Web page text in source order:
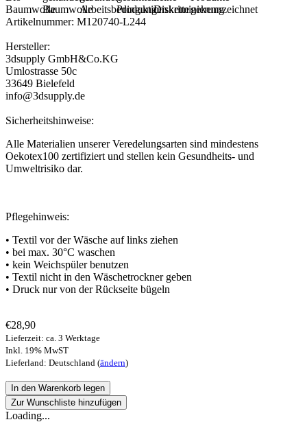
Artikelnummer: M120740-L244
Hersteller:
3dsupply GmbH&Co.KG
Umlostrasse 50c
33649 Bielefeld
info@3dsupply.de
Sicherheitshinweise:
Alle Materialien unserer Veredelungsarten sind mindestens
Oekotex100 zertifiziert und stellen kein Gesundheits- und
Umweltrisiko dar.
Pflegehinweis:
• Textil vor der Wäsche auf links ziehen
• bei max. 30°C waschen
• kein Weichspüler benutzen
• Textil nicht in den Wäschetrockner geben
• Druck nur von der Rückseite bügeln
€28,90
Lieferzeit: ca. 3 Werktage
Inkl. 19% MwST
Lieferland: Deutschland (ändern)
Zur Wunschliste hinzufügen
Loading...